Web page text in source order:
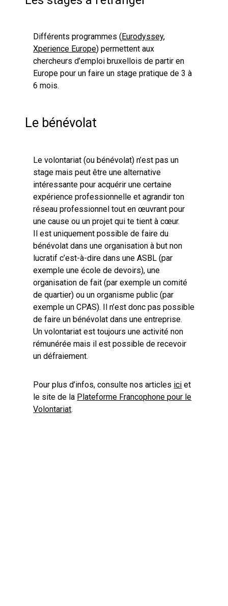
Différents programmes ( Eurodyssey,
Xperience Europe) permettent aux
chercheurs d’emploi bruxellois de partir en
Europe pour un faire un stage pratique de 3 à
6 mois.
Le bénévolat
Le volontariat (ou bénévolat) n’est pas un
stage mais peut être une alternative
intéressante pour acquérir une certaine
expérience professionnelle et agrandir ton
réseau professionnel tout en œuvrant pour
une cause ou un projet qui te tient à cœur.
Il est uniquement possible de faire du
bénévolat dans une organisation à but non
lucratif c’est-à-dire dans une ASBL (par
exemple une école de devoirs), une
organisation de fait (par exemple un comité
de quartier) ou un organisme public (par
exemple un CPAS). Il n’est donc pas possible
de faire un bénévolat dans une entreprise.
Un volontariat est toujours une activité non
rémunérée mais il est possible de recevoir
un défraiement.
Pour plus d’infos, consulte nos articles ici et
le site de la Plateforme Francophone pour le
Volontariat.